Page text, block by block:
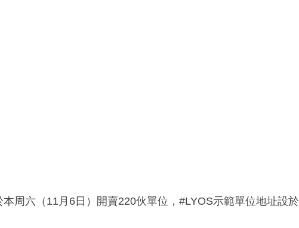
周六（11月6日）開賣220伙單位，#LYOS示範單位地址設於